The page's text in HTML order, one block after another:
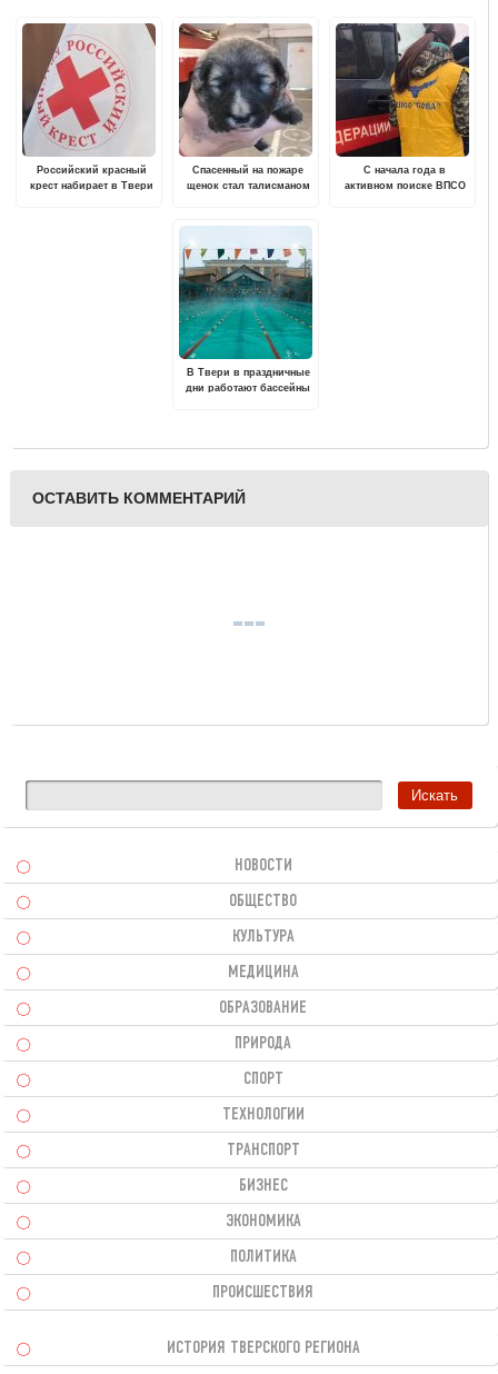
Российский красный
крест набирает в Твери
Спасенный на пожаре
щенок стал талисманом
С начала года в
активном поиске ВПСО
В Твери в праздничные
дни работают бассейны
ОСТАВИТЬ КОММЕНТАРИЙ
НОВОСТИ
ОБЩЕСТВО
КУЛЬТУРА
МЕДИЦИНА
ОБРАЗОВАНИЕ
ПРИРОДА
СПОРТ
ТЕХНОЛОГИИ
ТРАНСПОРТ
БИЗНЕС
ЭКОНОМИКА
ПОЛИТИКА
ПРОИСШЕСТВИЯ
ИСТОРИЯ ТВЕРСКОГО РЕГИОНА